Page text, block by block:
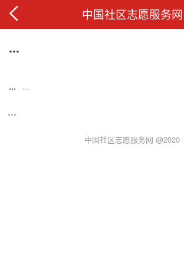
中国社区志愿服务网
...
... ...
...
中国社区志愿服务网 @2020